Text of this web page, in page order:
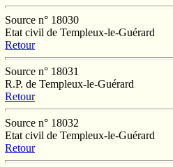
Source n° 18030
Etat civil de Templeux-le-Guérard
Retour
Source n° 18031
R.P. de Templeux-le-Guérard
Retour
Source n° 18032
Etat civil de Templeux-le-Guérard
Retour